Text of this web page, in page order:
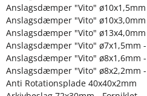
Anslagsdæmper "Vito"
Anslagsdæmper "Vito"
Anslagsdæmper "Vito"
Anslagsdæmper "Vito" ø7x1,5mm
Anslagsdæmper "Vito" ø8x1,6mm
Anslagsdæmper "Vito" ø8x2,2mm
Anti Rotationsplade 40x40x2mm